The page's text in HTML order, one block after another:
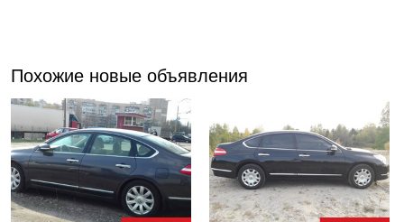
Похожие новые объявления